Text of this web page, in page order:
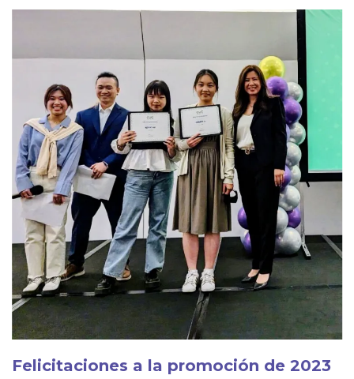
Felicitaciones a la promoción de 2023